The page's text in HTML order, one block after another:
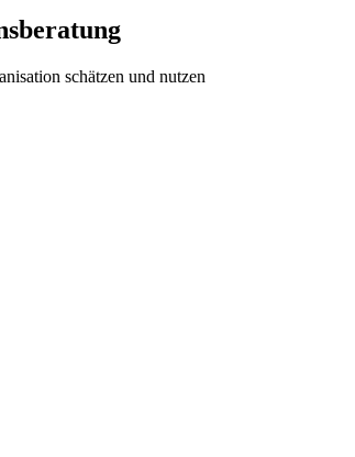
schätzen und nutzen